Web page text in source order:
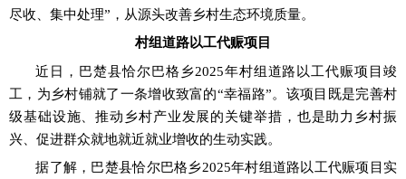
尽收、集中处理”，从源头改善乡村生态环境质量。
村组道路以工代赈项目
近日，巴楚县恰尔巴格 乡2025年村组 道路以工代赈项目竣
工，为乡村铺就了一条增收致富的“幸福路”。该项目既是完善村
级基础设施、推动乡村产业发展的关键举措，也是助力乡村振
兴、促进群众就地就近就业增收的生动实践。
据了解，巴楚县恰尔巴格乡2025年村组道路以工代赈项目实